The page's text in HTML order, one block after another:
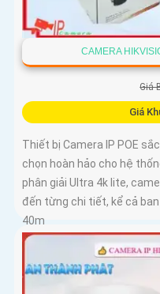
CAMERA
Giá
Giá
Thiết bị Camera IP POE
chọn hoàn hảo cho hệ
phân giải Ultra 4k lite,
đến từng chi tiết, kể cả
40m